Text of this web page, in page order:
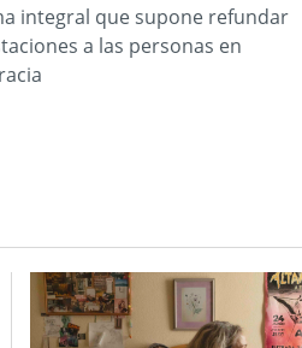
integral que supone refundar
a las personas en